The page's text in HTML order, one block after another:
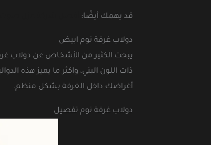
قد يهمك أيضًا:
دولاب غرفة نوم ابيض
يبحث الكثير من الأشخاص عن دولاب
ذات اللون البني، واكثر ما يميز هذه
أغراضك داخل الغرفة بشكل منظم.
دولاب غرفة نوم تفصيل